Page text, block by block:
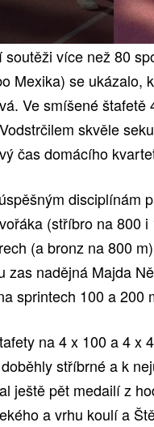
soutěži více než 80
Mexika) se ukázalo,
Ve smíšené
skvěle
čas domácího
disciplínám
(stříbro na 800
(a bronz na 800
zas nadějná Majda
sprintech 100 a 200
na 4 x 100 a 4 x
stříbrné a k
ještě pět medailí z
a vrhu koulí a